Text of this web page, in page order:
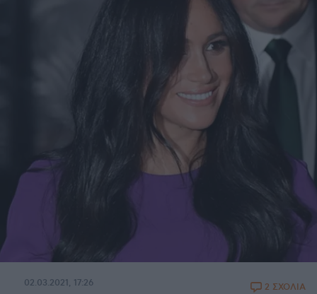
02.03.2021, 17:26 2 ΣΧΟΛΙΑ